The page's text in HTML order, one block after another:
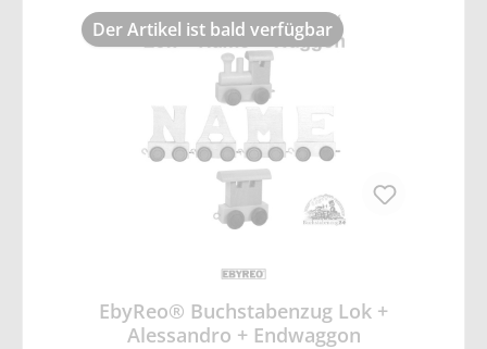
Größe einzelbuchstabe: ca. 6,7cm x 6,3cm x
3,5 cm (BxHxT). Material: Holz - klar lackiert.
passen auf alle handelsüblichen
Der Artikel ist bald verfügbar
EbyReo® Buchstabenzug Lok +
Alessandro + Endwaggon